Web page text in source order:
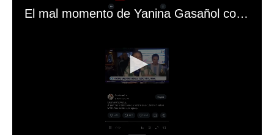
El mal momento de Yanina Gasañol con un hincha argentino en "Subrayado"